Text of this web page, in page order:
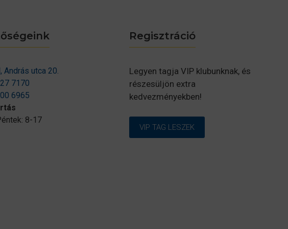
András utca 20.
7170
6965
8-17
Regisztráció
Legyen tagja VIP klubunknak, és
részesüljön extra
kedvezményekben!
VIP TAG LESZEK